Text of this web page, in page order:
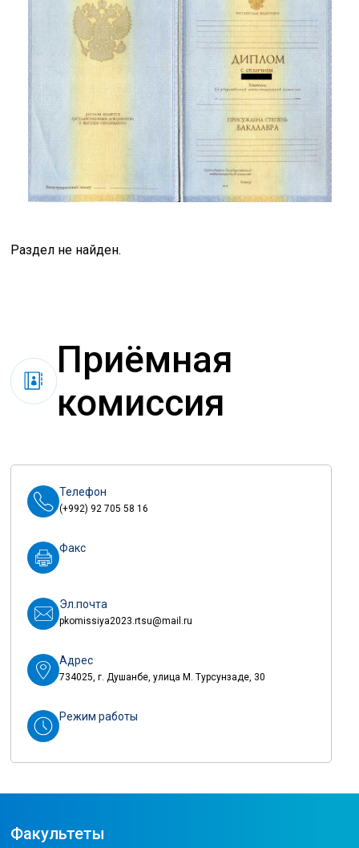
Раздел не найден.
Приёмная
комиссия
Телефон
(+992) 92 705 58 16
Факс
Эл.почта
pkomissiya2023.rtsu@mail.ru
Адрес
734025, г. Душанбе, улица М. Турсунзаде, 30
Режим работы
Факультеты